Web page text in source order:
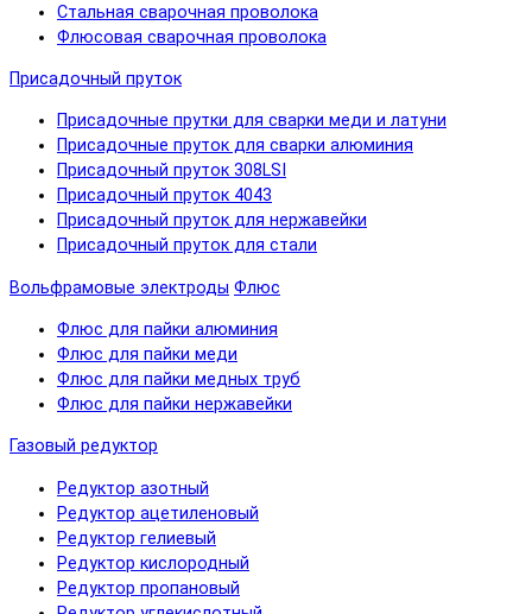
Стальная сварочная проволока
Флюсовая сварочная проволока
Присадочный пруток
Присадочные прутки для сварки меди и латуни
Присадочные пруток для сварки алюминия
Присадочный пруток 308LSI
Присадочный пруток 4043
Присадочный пруток для нержавейки
Присадочный пруток для стали
Вольфрамовые электроды Флюс
Флюс для пайки алюминия
Флюс для пайки меди
Флюс для пайки медных труб
Флюс для пайки нержавейки
Газовый редуктор
Редуктор азотный
Редуктор ацетиленовый
Редуктор гелиевый
Редуктор кислородный
Редуктор пропановый